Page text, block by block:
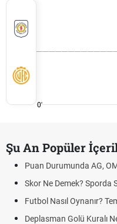
0'
Şu An Popüler
Puan Durumunda AG,
Skor Ne Demek? Sporda
Futbol Nasıl Oynanır?
Deplasman Golü Kuralı